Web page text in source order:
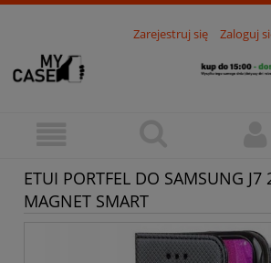
Zarejestruj się Zaloguj
ETUI PORTFEL DO SAMSUNG
MAGNET SMART